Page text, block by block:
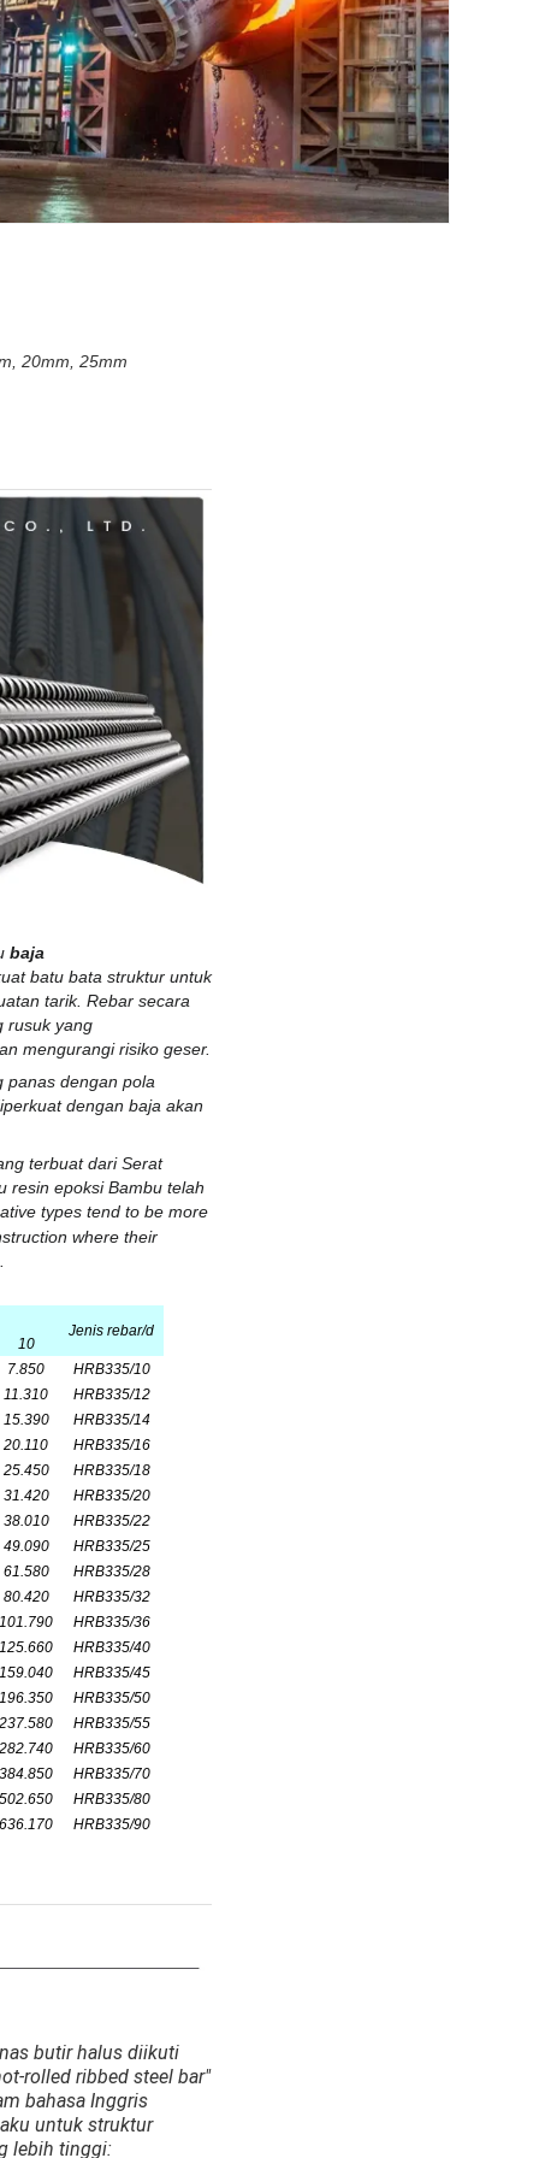
20mm, 25mm
baja
batu bata struktur untuk
tarik. Rebar secara
rusuk yang
mengurangi risiko geser.
panas dengan pola
dengan baja akan
terbuat dari Serat
resin epoksi Bambu telah
types tend to be more
where their
Jenis rebar/d
10
7.850
HRB335/10
11.310
HRB335/12
15.390
HRB335/14
20.110
HRB335/16
25.450
HRB335/18
31.420
HRB335/20
38.010
HRB335/22
49.090
HRB335/25
61.580
HRB335/28
80.420
HRB335/32
101.790
HRB335/36
125.660
HRB335/40
159.040
HRB335/45
196.350
HRB335/50
237.580
HRB335/55
282.740
HRB335/60
384.850
HRB335/70
502.650
HRB335/80
636.170
HRB335/90
butir halus diikuti
rolled ribbed steel bar"
bahasa Inggris
untuk struktur
lebih tinggi: